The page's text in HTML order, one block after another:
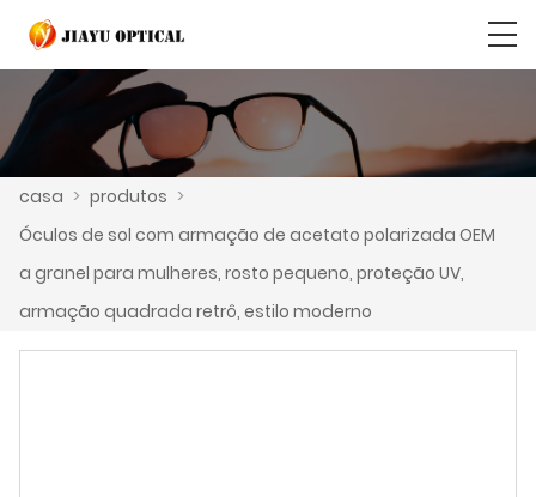
casa > produtos >
Óculos de sol com armação de acetato polarizada OEM
a granel para mulheres, rosto pequeno, proteção UV,
armação quadrada retrô, estilo moderno